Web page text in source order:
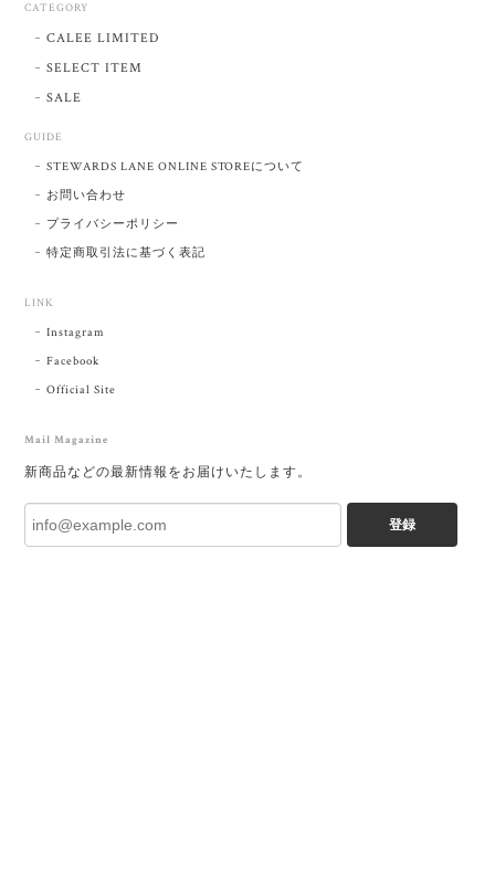
CATEGORY
CALEE LIMITED
SELECT ITEM
SALE
GUIDE
STEWARDS LANE ONLINE STOREについて
お問い合わせ
プライバシーポリシー
特定商取引法に基づく表記
LINK
Instagram
Facebook
Official Site
Mail Magazine
新商品などの最新情報をお届けいたします。
登録